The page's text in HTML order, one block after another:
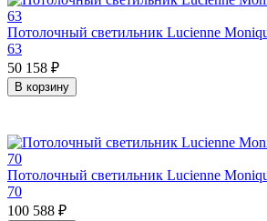
Потолочный светильник Lucienne
63
50 158 ₽
В корзину
Потолочный светильник Lucienne
70
100 588 ₽